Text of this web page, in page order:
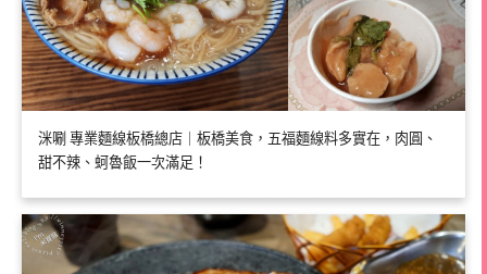
洣唰 專業麵線板橋總店｜板橋美食，五福麵線料多實在，肉圓、
甜不辣、蚵魯飯一次滿足！